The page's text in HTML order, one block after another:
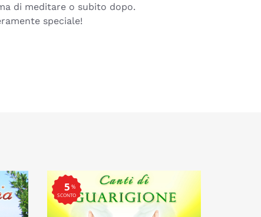
di meditare o subito dopo.
speciale!
%
SCONTO
5